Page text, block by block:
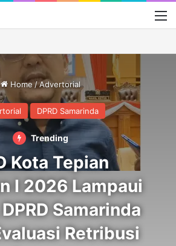
Home /Advertorial
DPRD Samarinda
Trending
Kota Tepian
I 2026 Lampaui
Samarinda
Retribusi